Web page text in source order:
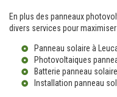
En plus des panneaux
divers services pour
Panneau solaire à
Photovoltaiques
Batterie panneau
Installation panneau